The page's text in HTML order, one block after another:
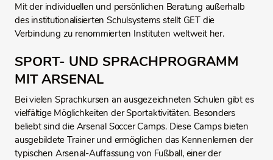
Mit der individuellen und persönlichen Beratung außerhalb
des institutionalisierten Schulsystems stellt GET die
Verbindung zu renommierten Instituten weltweit her.
SPORT- UND SPRACHPROGRAMM
MIT ARSENAL
Bei vielen Sprachkursen an ausgezeichneten Schulen gibt es
vielfältige Möglichkeiten der Sportaktivitäten. Besonders
beliebt sind die Arsenal Soccer Camps. Diese Camps bieten
ausgebildete Trainer und ermöglichen das Kennenlernen der
typischen Arsenal-Auffassung von Fußball, einer der